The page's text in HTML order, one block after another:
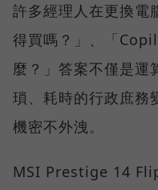
許多經理人在更換電
得買嗎？」、「
麼？」答案不僅是運
瑣、耗時的行政庶務
機密不外洩。
MSI Prestige 14